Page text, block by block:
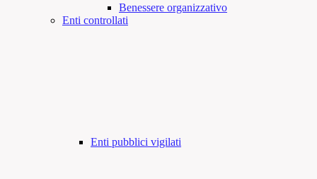
Benessere organizzativo
Enti controllati
Enti pubblici vigilati